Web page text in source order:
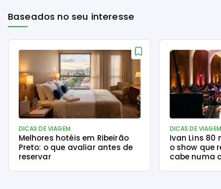
Baseados no seu interesse
DICAS DE VIAGEM
Melhores hotéis em Ribeirão
Preto: o que avaliar antes de
reservar
DICAS DE VIAGEM
Ivan Lins 80
o show que
cabe numa